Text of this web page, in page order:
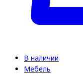
В наличии
Мебель